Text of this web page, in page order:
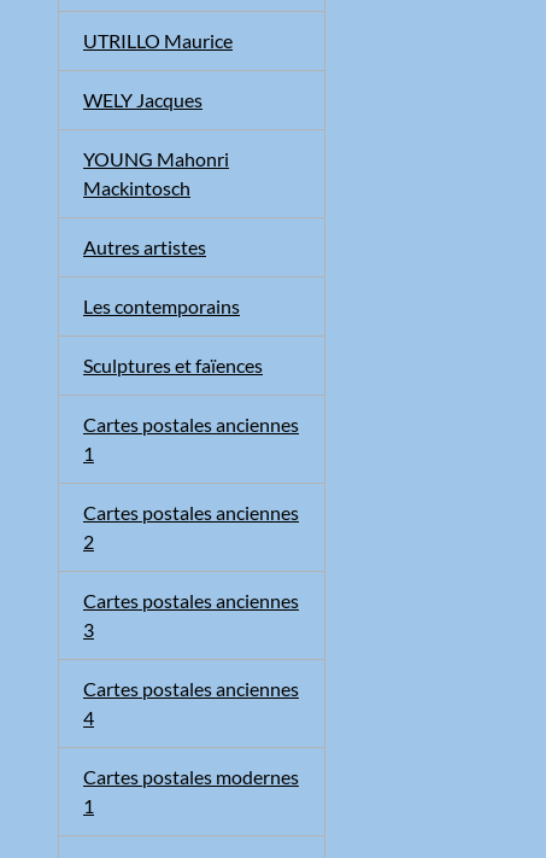
UTRILLO Maurice
WELY Jacques
YOUNG Mahonri
Mackintosch
Autres artistes
Les contemporains
Sculptures et faïences
Cartes postales anciennes
1
Cartes postales anciennes
2
Cartes postales anciennes
3
Cartes postales anciennes
4
Cartes postales modernes
1